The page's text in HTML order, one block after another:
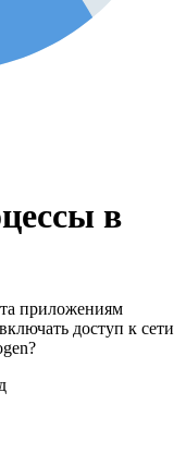
в
приложениям
доступ к сети